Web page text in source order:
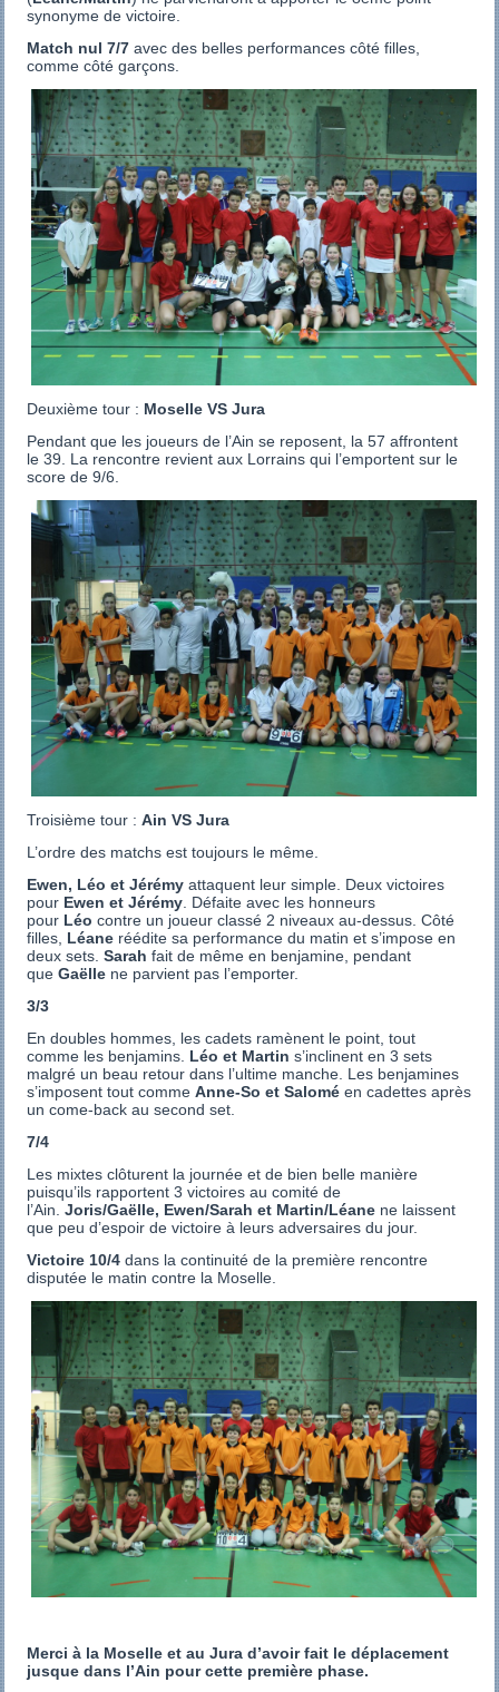
synonyme de victoire.
Match nul 7/7 avec des belles performances côté filles,
comme côté garçons.
Deuxième tour : Moselle VS Jura
Pendant que les joueurs de l’Ain se reposent, la 57 affrontent
le 39. La rencontre revient aux Lorrains qui l’emportent sur le
score de 9/6.
Troisième tour :Ain VS Jura
L’ordre des matchs est toujours le même.
Ewen, Léo et Jérémy attaquent leur simple. Deux victoires
pour Ewen et Jérémy . Défaite avec les honneurs
pour Léo contre un joueur classé 2 niveaux au-dessus. Côté
filles, Léane réédite sa performance du matin et s’impose en
deux sets.Sarah fait de même en benjamine, pendant
queGaëlle ne parvient pas l’emporter.
3/3
En doubles hommes, les cadets ramènent le point, tout
comme les benjamins. Léo et Martin s’inclinent en 3 sets
malgré un beau retour dans l’ultime manche. Les benjamines
s’imposent tout commeAnne-So et Salomé en cadettes après
un come-back au second set.
7/4
Les mixtes clôturent la journée et de bien belle manière
puisqu’ils rapportent 3 victoires au comité de
l’Ain.Joris/Gaëlle, Ewen/Sarah et Martin/Léane ne laissent
que peu d’espoir de victoire à leurs adversaires du jour.
Victoire 10/4 dans la continuité de la première rencontre
disputée le matin contre la Moselle.
Merci à la Moselle et au Jura d’avoir fait le déplacement
jusque dans l’Ain pour cette première phase.